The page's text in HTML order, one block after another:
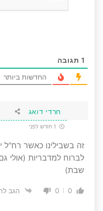
1 תגובה
החדשות ביותר
חרדי דואג
זה בשבילינו כאשר רח"ל
לברוח למדבריות (אולי
שבת)
0
0 הגב